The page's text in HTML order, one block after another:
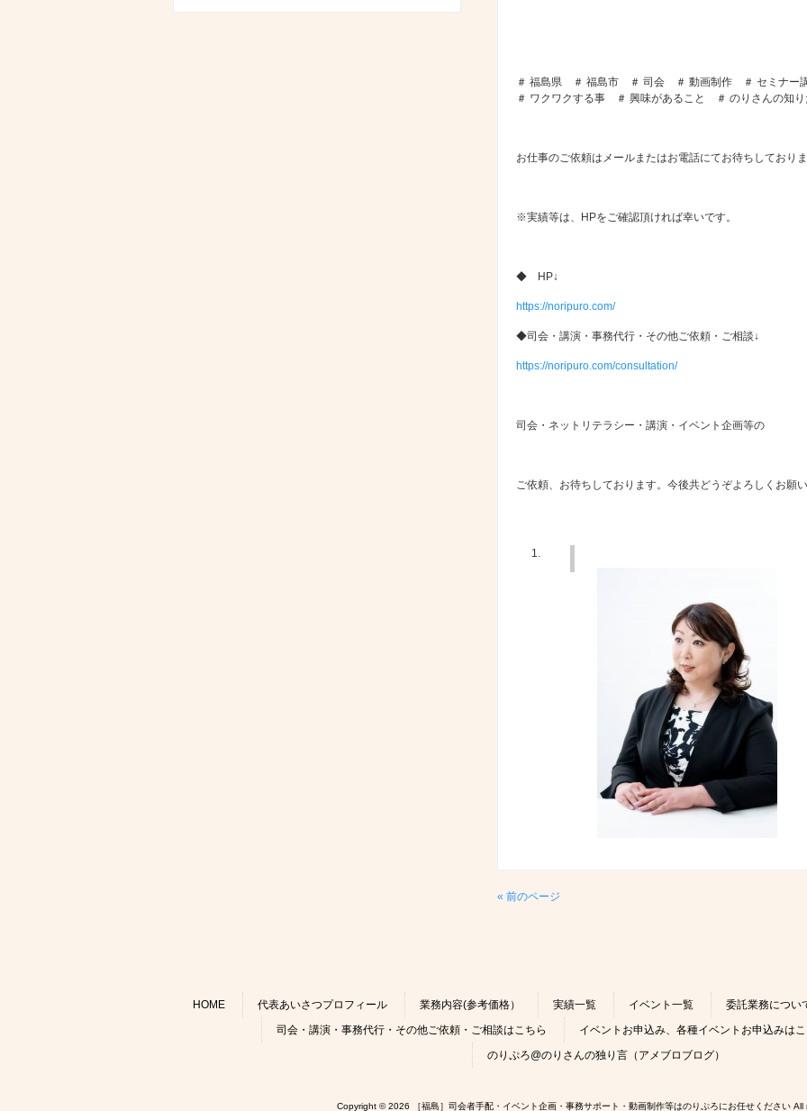
＃ 福島県 ＃ 福島市 ＃ 司会 ＃ 動画制作 ＃ セミナー
＃ ワクワクする事 ＃ 興味があること ＃ のりさんの知り
お仕事のご依頼はメールまたはお電話にてお待ちしておりま
※実績等は、HPをご確認頂ければ幸いです。
◆ HP↓
https://noripuro.com/
◆司会・講演・事務代行・その他ご依頼・ご相談↓
https://noripuro.com/consultation/
司会・ネットリテラシー・講演・イベント企画等の
ご依頼、お待ちしております。今後共どうぞよろしくお願い
« 前のページ
HOME 代表あいさつプロフィール 業務内容(参考価格） 実績一覧 イベント一覧 委託業務につい
司会・講演・事務代行・その他ご依頼・ご相談はこちら
イベントお申込み、各種イベントお申込みはこ
のりぷろ@のりさんの独り言（アメブロブログ）
Copyright © 2026 ［福島］司会者手配・イベント企画・事務サポート・動画制作等はのりぷろにお任せください All